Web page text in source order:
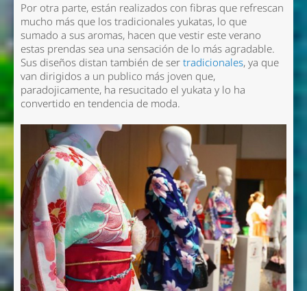
Por otra parte, están realizados con fibras que refrescan
mucho más que los tradicionales yukatas, lo que
sumado a sus aromas, hacen que vestir este verano
estas prendas sea una sensación de lo más agradable.
Sus diseños distan también de sertradicionales, ya que
van dirigidos a un publico más joven que,
paradojicamente, ha resucitado el yukata y lo ha
convertido en tendencia de moda.